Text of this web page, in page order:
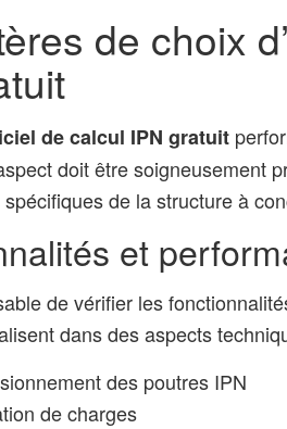
de choix
de calcul IPN gratuit
doit être soigneusement
de la structure à
et
de vérifier les
dans des aspects
des poutres IPN
de charges